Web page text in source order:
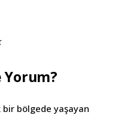
Yorum?
bölgede yaşayan